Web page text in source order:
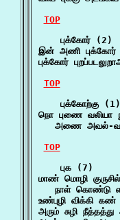
TOP
    புக்கோர் (2)
இன் அணி
புக்கோர்
TOP
    புக்கோற்கு (1)
நொ புணை வலியா
அணை அவல்-
TOP
    புக (7)
மாண் மொழி
நாள் கொண்டு
உண்புழி விக்கி
அரும் சுழி